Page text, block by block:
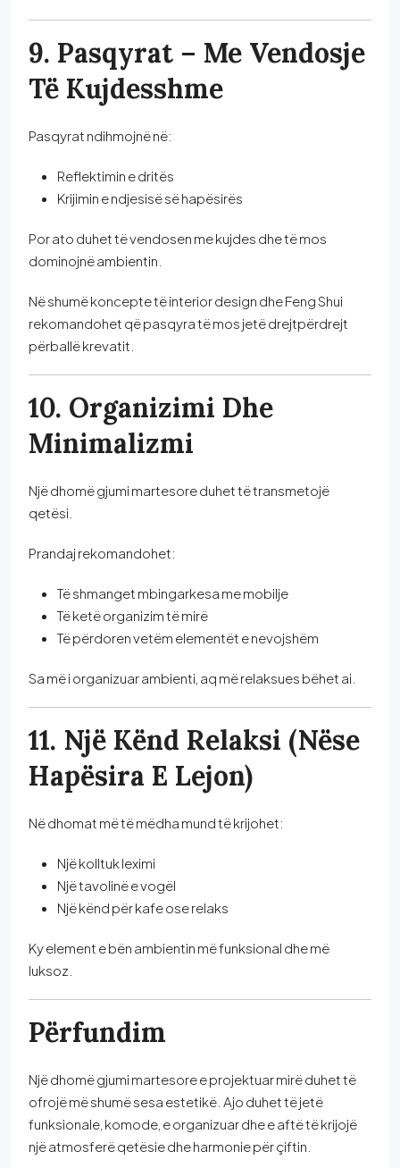
9. Pasqyrat – Me Vendosje
Të Kujdesshme
Pasqyrat ndihmojnë në:
Reflektimin e dritës
Krijimin e ndjesisë së hapësirës
Por ato duhet të vendosen me kujdes dhe të mos
dominojnë ambientin.
Në shumë koncepte të interior design dhe Feng Shui
rekomandohet që pasqyra të mos jetë drejtpërdrejt
përballë krevatit.
10. Organizimi Dhe
Minimalizmi
Një dhomë gjumi martesore duhet të transmetojë
qetësi.
Prandaj rekomandohet:
Të shmanget mbingarkesa me mobilje
Të ketë organizim të mirë
Të përdoren vetëm elementët e nevojshëm
Sa më i organizuar ambienti, aq më relaksues bëhet ai.
11. Një Kënd Relaksi (nëse
Hapësira E Lejon)
Në dhomat më të mëdha mund të krijohet:
Një kolltuk leximi
Një tavolinë e vogël
Një kënd për kafe ose relaks
Ky element e bën ambientin më funksional dhe më
luksoz.
Përfundim
Një dhomë gjumi martesore e projektuar mirë duhet të
ofrojë më shumë sesa estetikë. Ajo duhet të jetë
funksionale, komode, e organizuar dhe e aftë të krijojë
një atmosferë qetësie dhe harmonie për çiftin.